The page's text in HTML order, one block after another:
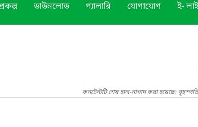
ডাউনলোড গ্যালারি যোগাযোগ ই-
কনটেন্টটি শেষ হাল-নাগাদ করা হয়েছে: